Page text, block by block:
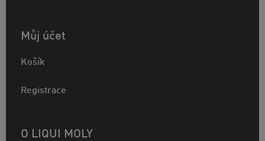
Můj účet
Košík
Registrace
O LIQUI MOLY